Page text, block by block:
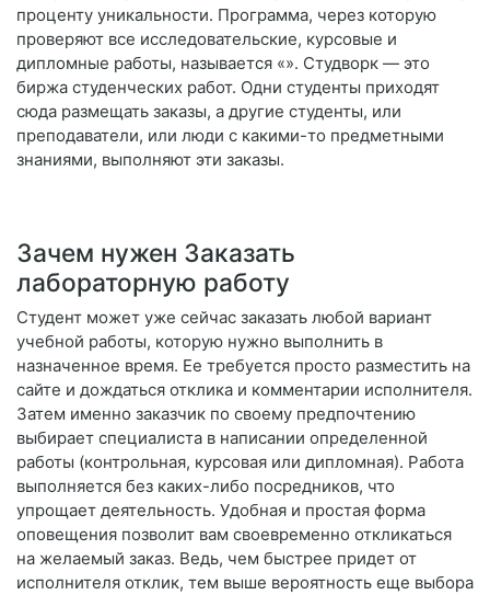
проценту уникальности. Программа, через которую
проверяют все исследовательские, курсовые и
дипломные работы, называется «». Студворк — это
биржа студенческих работ. Одни студенты приходят
сюда размещать заказы, а другие студенты, или
преподаватели, или люди с какими-то предметными
знаниями, выполняют эти заказы.
Зачем нужен Заказать
лабораторную работу
Студент может уже сейчас заказать любой вариант
учебной работы, которую нужно выполнить в
назначенное время. Ее требуется просто разместить на
сайте и дождаться отклика и комментарии исполнителя.
Затем именно заказчик по своему предпочтению
выбирает специалиста в написании определенной
работы (контрольная, курсовая или дипломная). Работа
выполняется без каких-либо посредников, что
упрощает деятельность. Удобная и простая форма
оповещения позволит вам своевременно откликаться
на желаемый заказ. Ведь, чем быстрее придет от
исполнителя отклик, тем выше вероятность еще выбора